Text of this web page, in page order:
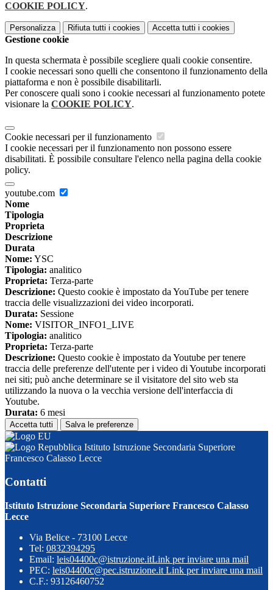
COOKIE POLICY.
Personalizza Rifiuta tutti i cookies Accetta tutti i cookies
Gestione cookie
In questa schermata è possibile scegliere quali cookie consentire.
I cookie necessari sono quelli che consentono il funzionamento della
piattaforma e non è possibile disabilitarli.
Per conoscere quali sono i cookie necessari al funzionamento potete
visionare la COOKIE POLICY.
Cookie necessari per il funzionamento
I cookie necessari per il funzionamento non possono essere
disabilitati. È possibile consultare l'elenco nella pagina della cookie
policy.
youtube.com
Nome
Tipologia
Proprieta
Descrizione
Durata
Nome: YSC
Tipologia: analitico
Proprieta: Terza-parte
Descrizione: Questo cookie è impostato da YouTube per tenere
traccia delle visualizzazioni dei video incorporati.
Durata: Sessione
Nome: VISITOR_INFO1_LIVE
Tipologia: analitico
Proprieta: Terza-parte
Descrizione: Questo cookie è impostato da Youtube per tenere
traccia delle preferenze dell'utente per i video di Youtube incorporati
nei siti; può anche determinare se il visitatore del sito web sta
utilizzando la nuova o la vecchia versione dell'interfaccia di
Youtube.
Durata: 6 mesi
Accetta tutti Salva le preferenze
Istituto Istruzione Secondaria Superiore
Francesco Calasso Lecce
Contatti
Istituto Istruzione Secondaria Superiore Francesco Calasso
Lecce
Via Belice - 73100 Lecce
Tel: 0832394295
Email: leis04400c@istruzione.itLink per inviare una mail
PEC: leis04400c@pec.istruzione.it Link per inviare una mail
C.F.: 93126460752